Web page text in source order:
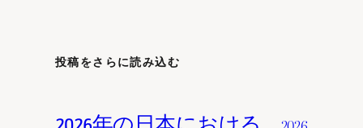
投稿をさらに読み込む